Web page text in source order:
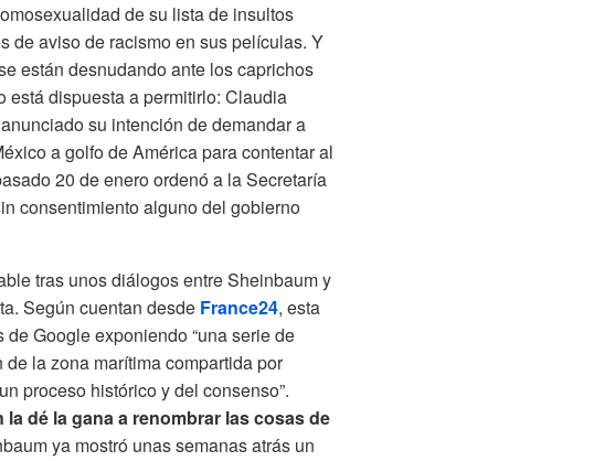
de su lista de insultos
de aviso de racismo en sus películas. Y
están desnudando ante los caprichos
está dispuesta a permitirlo: Claudia
su intención de demandar a
a golfo de América para contentar al
20 de enero ordenó a la Secretaría
consentimiento alguno del gobierno
tras unos diálogos entre Sheinbaum y
Según cuentan desde France24, esta
Google exponiendo “una serie de
la zona marítima compartida por
proceso histórico y del consenso”.
dé la gana a renombrar las cosas de
ya mostró unas semanas atrás un